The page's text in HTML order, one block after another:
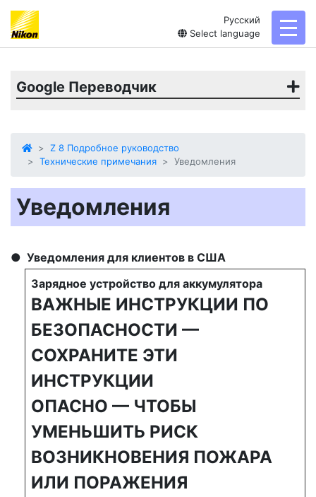
Русский
Select language
Google Переводчик
Z 8 Подробное руководство
Технические примечания
Уведомления
Уведомления
Уведомления для клиентов в США
Зарядное устройство для аккумулятора
ВАЖНЫЕ ИНСТРУКЦИИ ПО
БЕЗОПАСНОСТИ —
СОХРАНИТЕ ЭТИ
ИНСТРУКЦИИ
ОПАСНО — ЧТОБЫ
УМЕНЬШИТЬ РИСК
ВОЗНИКНОВЕНИЯ ПОЖАРА
ИЛИ ПОРАЖЕНИЯ